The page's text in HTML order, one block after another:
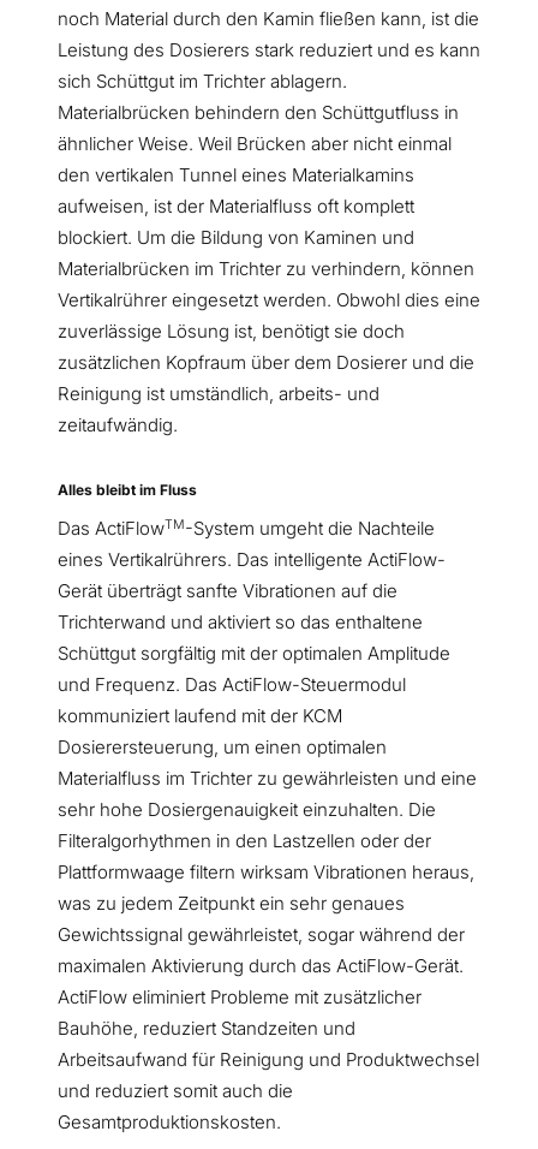
noch Material durch den Kamin fließen kann, ist die
Leistung des Dosierers stark reduziert und es kann
sich Schüttgut im Trichter ablagern.
Materialbrücken behindern den Schüttgutfluss in
ähnlicher Weise. Weil Brücken aber nicht einmal
den vertikalen Tunnel eines Materialkamins
aufweisen, ist der Materialfluss oft komplett
blockiert. Um die Bildung von Kaminen und
Materialbrücken im Trichter zu verhindern, können
Vertikalrührer eingesetzt werden. Obwohl dies eine
zuverlässige Lösung ist, benötigt sie doch
zusätzlichen Kopfraum über dem Dosierer und die
Reinigung ist umständlich, arbeits- und
zeitaufwändig.
Alles bleibt im Fluss
Das ActiFlowTM-System umgeht die Nachteile
eines Vertikalrührers. Das intelligente ActiFlow-
Gerät überträgt sanfte Vibrationen auf die
Trichterwand und aktiviert so das enthaltene
Schüttgut sorgfältig mit der optimalen Amplitude
und Frequenz. Das ActiFlow-Steuermodul
kommuniziert laufend mit der KCM
Dosierersteuerung, um einen optimalen
Materialfluss im Trichter zu gewährleisten und eine
sehr hohe Dosiergenauigkeit einzuhalten. Die
Filteralgorhythmen in den Lastzellen oder der
Plattformwaage filtern wirksam Vibrationen heraus,
was zu jedem Zeitpunkt ein sehr genaues
Gewichtssignal gewährleistet, sogar während der
maximalen Aktivierung durch das ActiFlow-Gerät.
ActiFlow eliminiert Probleme mit zusätzlicher
Bauhöhe, reduziert Standzeiten und
Arbeitsaufwand für Reinigung und Produktwechsel
und reduziert somit auch die
Gesamtproduktionskosten.